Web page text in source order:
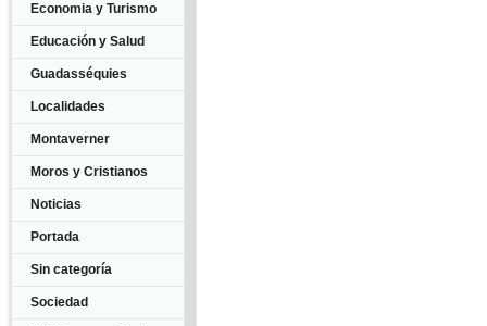
Economia y Turismo
Educación y Salud
Guadasséquies
Localidades
Montaverner
Moros y Cristianos
Noticias
Portada
Sin categoría
Sociedad